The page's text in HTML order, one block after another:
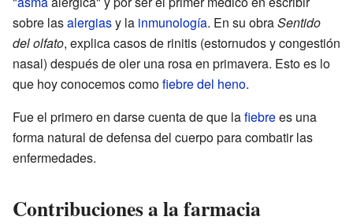
sobre lasalergiasy la inmunología. En su obraSentido
del olfato, explica casos de rinitis (estornudos y congestión
nasal) después de oler una rosa en primavera. Esto es lo
que hoy conocemos comofiebre del heno.
Fue el primero en darse cuenta de que lafiebrees una
forma natural de defensa del cuerpo para combatir las
enfermedades.
Contribuciones a la farmacia